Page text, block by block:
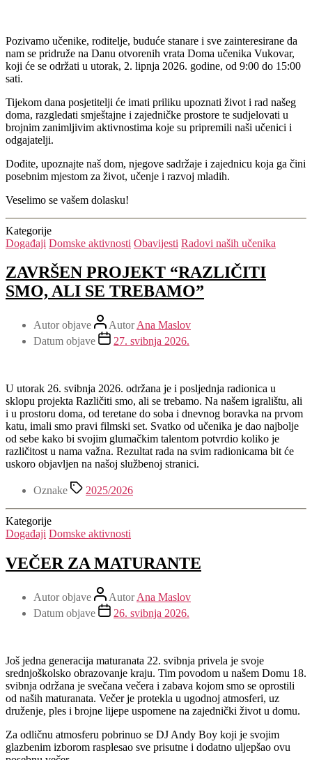
Pozivamo učenike, roditelje, buduće stanare i sve zainteresirane da
nam se pridruže na Danu otvorenih vrata Doma učenika Vukovar,
koji će se održati u utorak, 2. lipnja 2026. godine, od 9:00 do 15:00
sati.
Tijekom dana posjetitelji će imati priliku upoznati život i rad našeg
doma, razgledati smještajne i zajedničke prostore te sudjelovati u
brojnim zanimljivim aktivnostima koje su pripremili naši učenici i
odgajatelji.
Dođite, upoznajte naš dom, njegove sadržaje i zajednicu koja ga čini
posebnim mjestom za život, učenje i razvoj mladih.
Veselimo se vašem dolasku!
Kategorije
Događaji Domske aktivnosti Obavijesti Radovi naših učenika
ZAVRŠEN PROJEKT “RAZLIČITI
SMO, ALI SE TREBAMO”
Autor objave AutorAna Maslov
Datum objave
27. svibnja 2026.
U utorak 26. svibnja 2026. održana je i posljednja radionica u
sklopu projekta Različiti smo, ali se trebamo. Na našem igralištu, ali
i u prostoru doma, od teretane do soba i dnevnog boravka na prvom
katu, imali smo pravi filmski set. Svatko od učenika je dao najbolje
od sebe kako bi svojim glumačkim talentom potvrdio koliko je
različitost u nama važna. Rezultat rada na svim radionicama bit će
uskoro objavljen na našoj službenoj stranici.
Oznake 2025/2026
Kategorije
Događaji Domske aktivnosti
VEČER ZA MATURANTE
Autor objave AutorAna Maslov
Datum objave
26. svibnja 2026.
Još jedna generacija maturanata 22. svibnja privela je svoje
srednjoškolsko obrazovanje kraju. Tim povodom u našem Domu 18.
svibnja održana je svečana večera i zabava kojom smo se oprostili
od naših maturanata. Večer je protekla u ugodnoj atmosferi, uz
druženje, ples i brojne lijepe uspomene na zajednički život u domu.
Za odličnu atmosferu pobrinuo se DJ Andy Boy koji je svojim
glazbenim izborom rasplesao sve prisutne i dodatno uljepšao ovu